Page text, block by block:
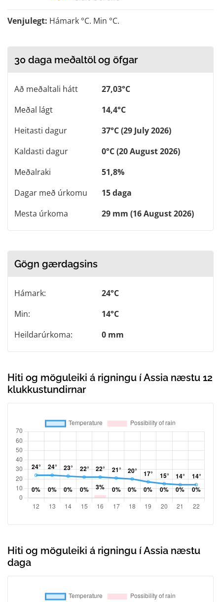
Venjulegt: Hámark °C. Min °C.
30 daga meðaltöl og öfgar
Að meðaltali hátt
27,03°C
Meðal lágt
14,4°C
Heitasti dagur
37°C (29 July 2026)
Kaldasti dagur
0°C (20 August 2026)
Meðalraki
51,8%
Dagar með úrkomu
15 daga
Mesta úrkoma
29 mm (16 August 2026)
Gögn gærdagsins
Hámark:
24°C
Min:
14°C
Heildarúrkoma:
0 mm
Hiti og möguleiki á rigningu í Assia næstu 12
klukkustundirnar
Hiti og möguleiki á rigningu í Assia næstu
daga